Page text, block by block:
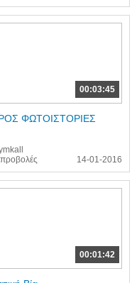
00:03:45
ΦΩΤΟΙΣΤΟΡΙΕΣ
14-01-2016
00:01:42